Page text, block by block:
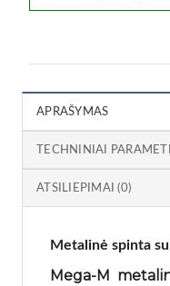
APRAŠYMAS
TECHNINIAI
ATSILIEPIMAI (0)
Metalinė spinta
Mega-M